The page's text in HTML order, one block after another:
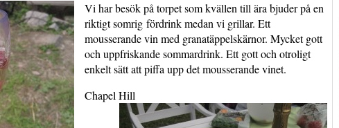
Vi har besök på torpet som kvällen till ära bjuder på en
riktigt somrig fördrink medan vi grillar. Ett
mousserande vin med granatäppelskärnor. Mycket gott
och uppfriskande sommardrink. Ett gott och otroligt
enkelt sätt att piffa upp det mousserande vinet.
Chapel Hill